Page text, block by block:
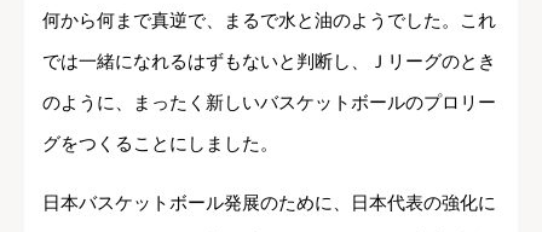
何から何まで真逆で、まるで水と油のようでした。これ
では一緒になれるはずもないと判断し、Ｊリーグのとき
のように、まったく新しいバスケットボールのプロリー
グをつくることにしました。
日本バスケットボール発展のために、日本代表の強化に